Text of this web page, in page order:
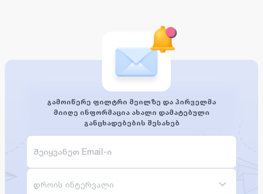
გამოიწერე ფილტრი მეილზე და პირველმა
მიიღე ინფორმაცია ახალი დამატებული
განცხადებების შესახებ
დროის ინტერვალი